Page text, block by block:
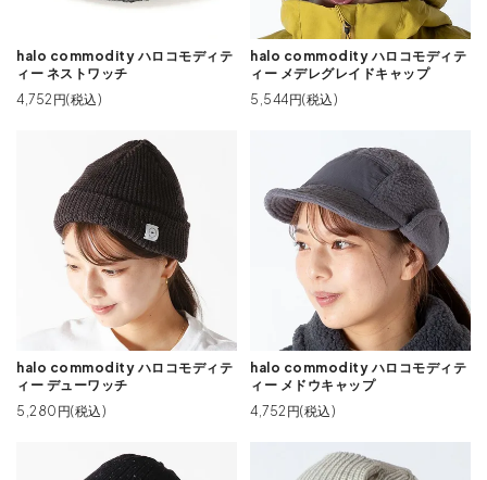
halo commodity ハロコモディテ
ィー ネストワッチ
4,752円(税込)
halo commodity ハロコモディテ
ィー メデレグレイドキャップ
5,544円(税込)
halo commodity ハロコモディテ
ィー デューワッチ
5,280円(税込)
halo commodity ハロコモディテ
ィー メドウキャップ
4,752円(税込)